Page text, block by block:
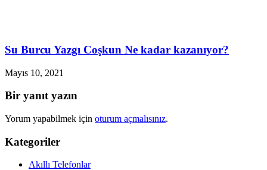
Su Burcu Yazgı Coşkun Ne kadar kazanıyor?
Mayıs 10, 2021
Bir yanıt yazın
Yorum yapabilmek için oturum açmalısınız.
Kategoriler
Akıllı Telefonlar